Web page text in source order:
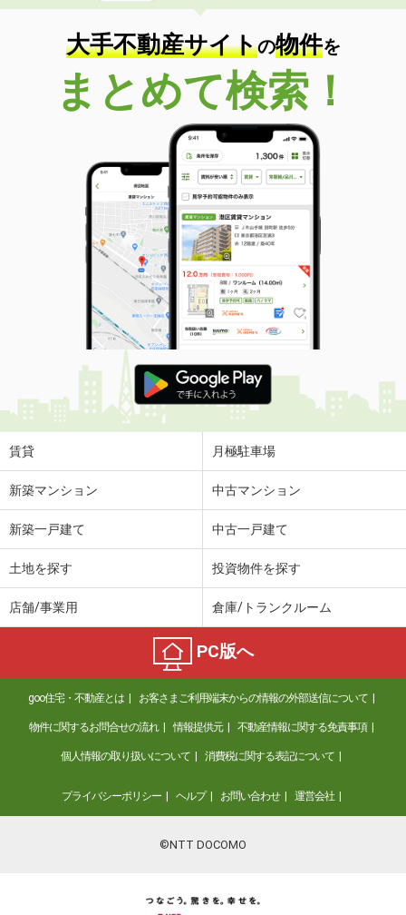
建物面積 137m²
土地面積
247.42m²
栃木県宇都宮市ゆいの杜４
価 格
3,580万円
栃木県宇都宮市ゆいの杜４
137m²
土地面積 247.42m²
栃木県宇都宮市ゆいの杜４
価 格
3,580万円
住 所
栃木県宇都宮市ゆいの杜４
建物面積 137m²
土地面積 247.42m²
栃木県宇都宮市西川田町
価 格
3,680万円
住 所
栃木県宇都宮市西川田町
建物面積
148.09m²
栃木県小山市駅南町５丁目
2,280万円
174.58m²
2,298万円
住 所
栃木県足利市鹿島町
建物面積 172.24m²
土地面積
407.92m²
栃木県小山市大字出井
価 格
2,000万円
住 所
栃木県小山市大字出井
126.1m²
大手不動産サイトの物件を
まとめて検索！
賃貸 月極駐車場
新築マンション 中古マンション
新築一戸建て 中古一戸建て
土地を探す 投資物件を探す
店舗/事業用 倉庫/トランクルーム
PC版へ
goo住宅・不動産とは お客さまご利用端末からの情報の外部送信について
物件に関するお問合せの流れ 情報提供元 不動産情報に関する免責事項
個人情報の取り扱いについて 消費税に関する表記について
プライバシーポリシー ヘルプ お問い合わせ 運営会社
©NTT DOCOMO